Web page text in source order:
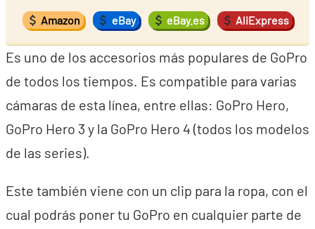
Amazon eBay eBay.es AliExpress
Es uno de los accesorios más populares de GoPro
de todos los tiempos. Es compatible para varias
cámaras de esta línea, entre ellas: GoPro Hero,
GoPro Hero 3 y la GoPro Hero 4 (todos los modelos
de las series).
Este también viene con un clip para la ropa, con el
cual podrás poner tu GoPro en cualquier parte de